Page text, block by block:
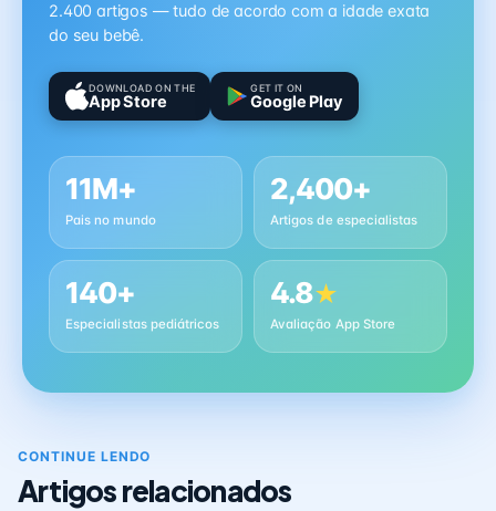
2.400 artigos — tudo de acordo com a idade exata
do seu bebê.
DOWNLOAD ON THE
App Store
GET IT ON
Google Play
11M+
Pais no mundo
2,400+
Artigos de especialistas
140+
Especialistas pediátricos
4.8★
Avaliação App Store
CONTINUE LENDO
Artigos relacionados